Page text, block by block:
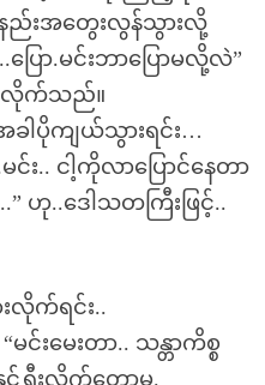
နည်းအတွေးလွန်သွားလို့
ြော.မင်းဘာပြောမလို့လဲ”
းလိုက်သည်။
ခါပိုကျယ်သွားရင်း…
င်း.. ငါ့ကိုလာပြောင်နေတာ
ဟု..ဒေါသတကြီးဖြင့်..
းလိုက်ရင်း..
မင်းမေးတာ.. သန္တာကိစ္စ
ရွှီးလိုက်တော့မှ.